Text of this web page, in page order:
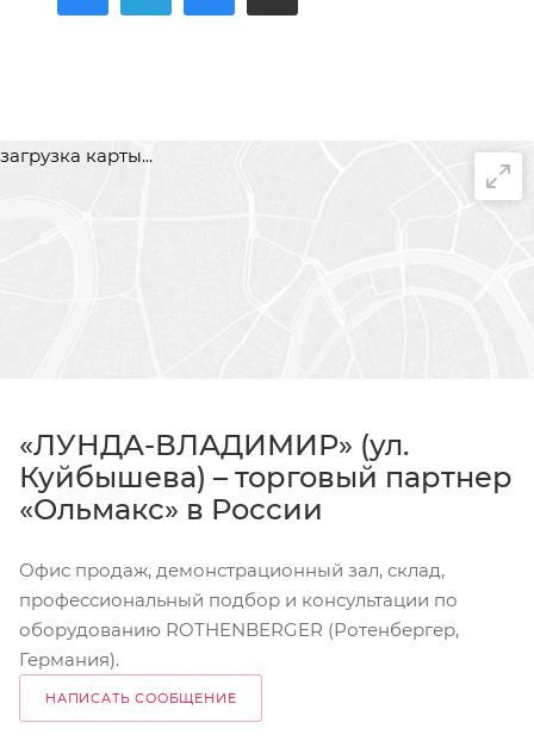
загрузка карты...
«ЛУНДА-ВЛАДИМИР» (ул.
Куйбышева) – торговый партнер
«Ольмакс» в России
Офис продаж, демонстрационный зал, склад,
профессиональный подбор и консультации по
оборудованию ROTHENBERGER (Ротенбергер,
Германия).
НАПИСАТЬ СООБЩЕНИЕ